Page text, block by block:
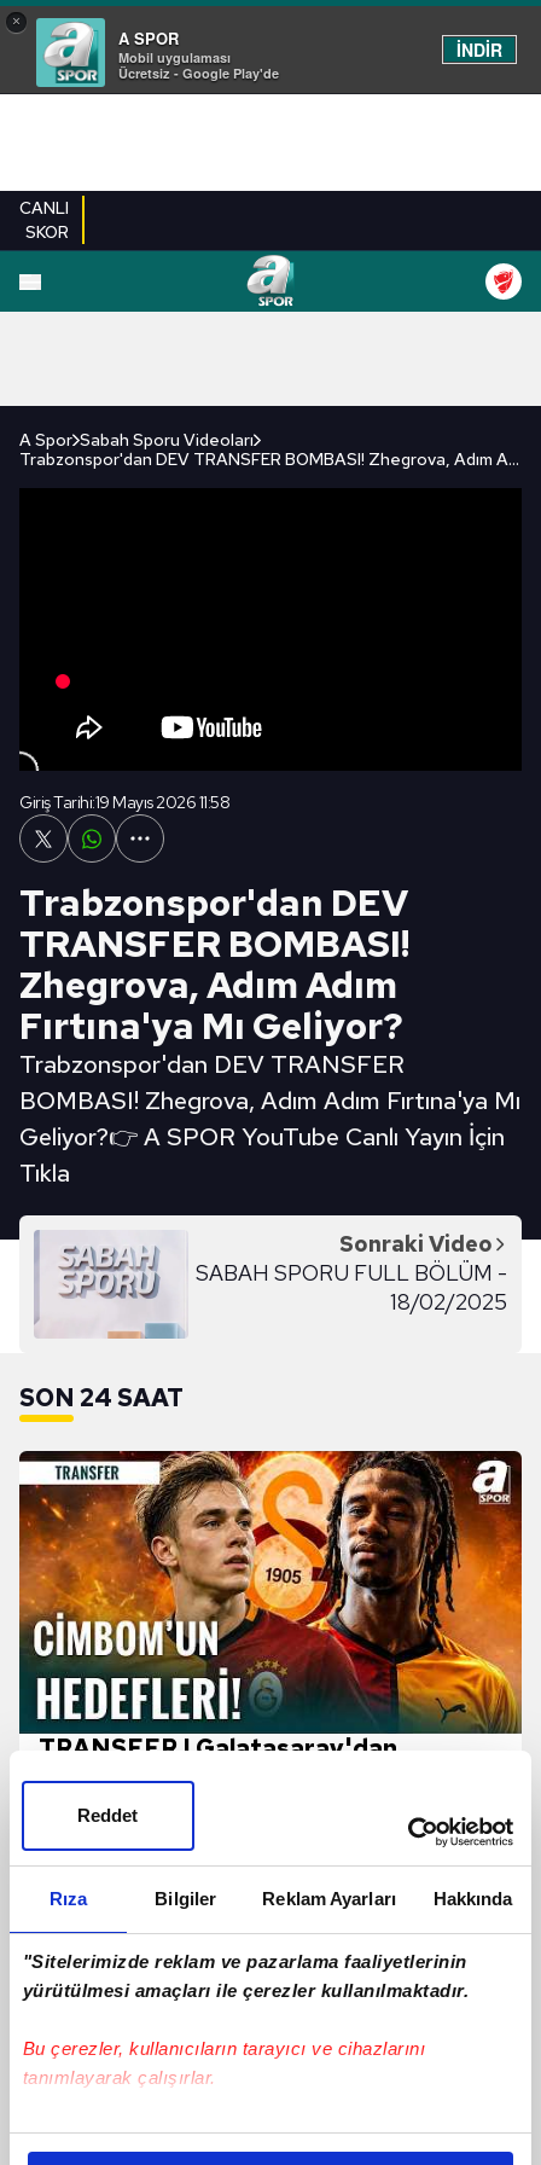
Rıza Bilgiler Reklam Ayarları Hakkında
"Sitelerimizde reklam ve pazarlama faaliyetlerinin
yürütülmesi amaçları ile çerezler kullanılmaktadır.
Bu çerezler, kullanıcıların tarayıcı ve cihazlarını
tanımlayarak çalışırlar.
Bu çerezlere izin vermeniz halinde sizlere özel
Reddet
×
A SPOR
Mobil uygulaması
Ücretsiz - Google Play'de
İNDİR
CANLI
SKOR
FUTBOL
A Spor Sabah Sporu Videoları
Trabzonspor'dan DEV TRANSFER BOMBASI! Zhegrova, Adım Adım Fırtına'ya Mı Geliyor?
Giriş Tarihi:19 Mayıs 2026 11:58
Trabzonspor'dan DEV
TRANSFER BOMBASI!
Zhegrova, Adım Adım
Fırtına'ya Mı Geliyor?
Trabzonspor'dan DEV TRANSFER
BOMBASI! Zhegrova, Adım Adım Fırtına'ya Mı
Geliyor?👉 A SPOR YouTube Canlı Yayın İçin
Tıkla
Sonraki Video
SABAH SPORU FULL BÖLÜM -
18/02/2025
SON 24 SAAT
TRANSFER | Galatasaray'dan
Camavinga Ve Sergey Batrakov
Hamlesi!